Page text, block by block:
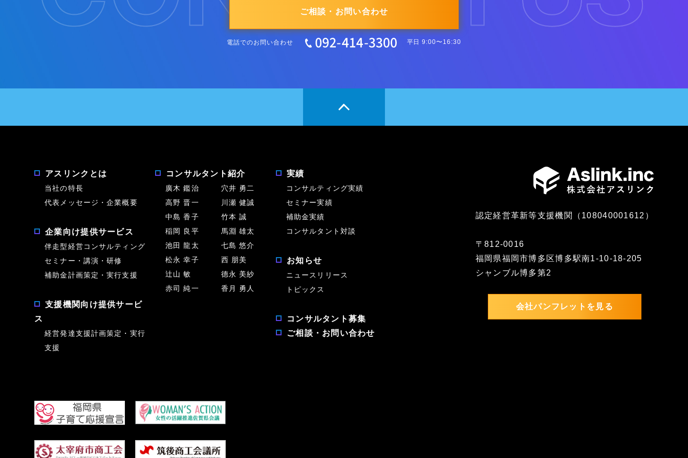
ご相談・お問い合わせ
電話でのお問い合わせ 平日 9:00〜16:30
アスリンクとは
当社の特長
代表メッセージ・企業概要
企業向け提供サービス
伴走型経営コンサルティング
セミナー・講演・研修
補助金計画策定・実行支援
支援機関向け提供サービ
ス
経営発達支援計画策定・実行
支援
コンサルタント紹介
廣木 鑑治
穴井 勇二
高野 晋一
川瀬 健誠
中島 香子
竹本 誠
稲岡 良平
馬淵 雄太
池田 龍太
七島 悠介
松永 幸子
西 朋美
辻山 敏
德永 美紗
赤司 純一
香月 勇人
実績
コンサルティング実績
セミナー実績
補助金実績
コンサルタント対談
お知らせ
ニュースリリース
トピックス
コンサルタント募集
ご相談・お問い合わせ
認定経営革新等支援機関（108040001612）
〒812-0016
福岡県福岡市博多区博多駅南1-10-18-205
シャンブル博多第2
会社パンフレットを見る